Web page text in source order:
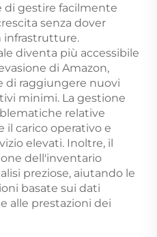
di gestire facilmente
senza dover
diventa più accessibile
di Amazon,
di raggiungere nuovi
minimi. La gestione
relative
il carico operativo e
elevati. Inoltre, il
dell'inventario
preziose, aiutando le
basate sui dati
alle prestazioni dei